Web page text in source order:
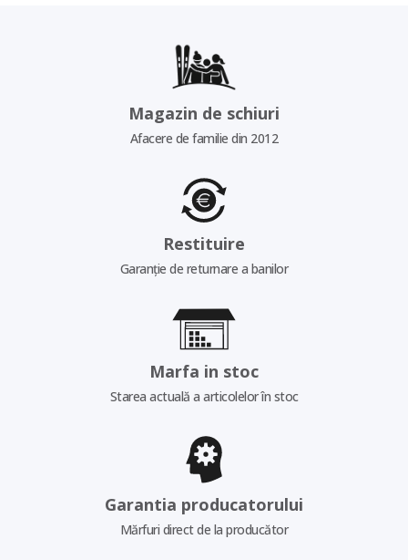
Magazin de schiuri
Afacere de familie din 2012
Restituire
Garanție de returnare a banilor
Marfa in stoc
Starea actuală a articolelor în stoc
Garantia producatorului
Mărfuri direct de la producător